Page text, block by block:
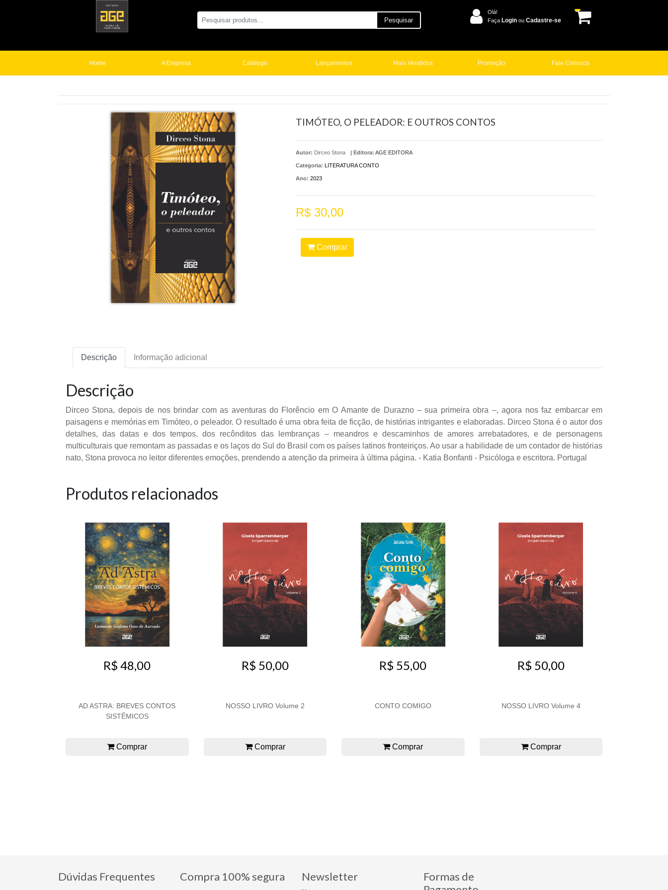
Pesquisar
Olá!
Faça Login ou Cadastre-se
Home A Empresa Catálogo Lançamentos Mais Vendidos Promoção Fale Conosco
TIMÓTEO, O PELEADOR: E OUTROS CONTOS
Autor: Dirceo Stona | Editora: AGE EDITORA
Categoria: LITERATURA CONTO
Ano: 2023
R$ 30,00
Comprar
Descrição Informação adicional
Descrição
Dirceo Stona, depois de nos brindar com as aventuras do Florêncio em O Amante de Durazno – sua primeira obra –, agora nos faz embarcar em
paisagens e memórias em Timóteo, o peleador. O resultado é uma obra feita de ficção, de histórias intrigantes e elaboradas. Dirceo Stona é o autor dos
detalhes, das datas e dos tempos, dos recônditos das lembranças – meandros e descaminhos de amores arrebatadores, e de personagens
multiculturais que remontam as passadas e os laços do Sul do Brasil com os países latinos fronteiriços. Ao usar a habilidade de um contador de histórias
nato, Stona provoca no leitor diferentes emoções, prendendo a atenção da primeira à última página. - Katia Bonfanti - Psicóloga e escritora. Portugal
Produtos relacionados
R$ 48,00
AD ASTRA: BREVES CONTOS
SISTÊMICOS
Comprar
R$ 50,00
NOSSO LIVRO Volume 2
Comprar
R$ 55,00
CONTO COMIGO
Comprar
R$ 50,00
NOSSO LIVRO Volume 4
Comprar
Dúvidas Frequentes Compra 100% segura Newsletter
Formas de